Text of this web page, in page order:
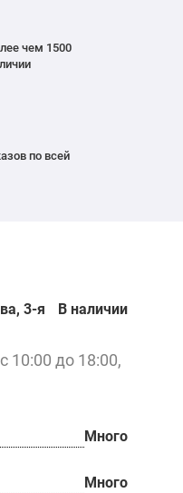
чем 1500
по всей
3-я
В наличии
10:00 до 18:00,
Много
Много